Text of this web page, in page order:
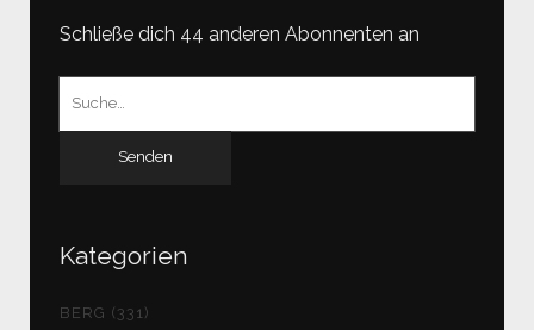
Schließe dich 44 anderen Abonnenten an
Kategorien
BERG (331)